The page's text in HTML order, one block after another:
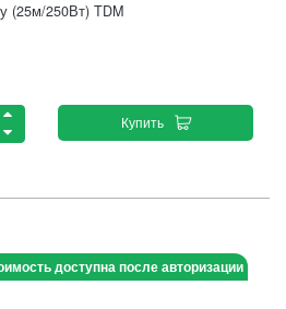
(25м/250Вт) TDM
Купить
доступна после авторизации